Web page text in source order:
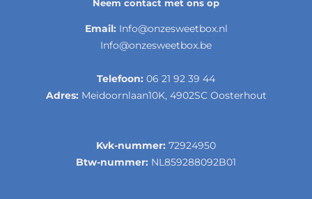
Neem contact met ons op
Email: Info@onzesweetbox.nl
Info@onzesweetbox.be
Telefoon: 06 21 92 39 44
Adres: Meidoornlaan10K, 4902SC Oosterhout
Kvk-nummer: 72924950
Btw-nummer: NL859288092B01